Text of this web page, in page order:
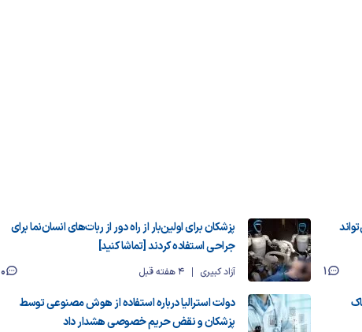
1
پزشکان برای اولین‌بار از راه دور از ربات‌های انسان‌نما برای
جراحی استفاده کردند [تماشا کنید]
آزاد کبیری 4 هفته قبل
0
دولت استرالیا درباره استفاده از هوش مصنوعی توسط
پزشکان و نقض حریم خصوصی هشدار داد